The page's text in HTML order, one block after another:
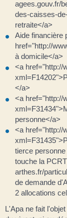
agees.gouv.fr/
des-caisses-
retraite</a>
Aide financière
href="http://
à domicile</a>
<a href="http://
</a>
<a href="http://
personne</a>
<a href="http://
tierce
touche la
arthes.fr/
de demande
2 allocations
L'Apa ne fait